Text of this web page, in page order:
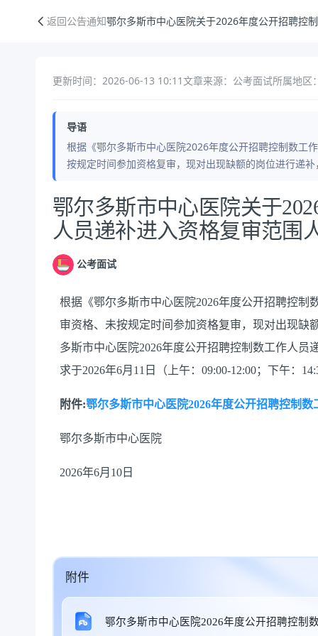
返回公告通知鄂尔多斯市中心医院关于2026年度公开招聘控
更新时间：2026-06-13 10:11文章来源：公考面试所属地区
导语
根据《鄂尔多斯市中心医院2026年度公开招聘控制数工
按规定时间参加资格复审，现对出现缺额的岗位进行递
公告正文
鄂尔多斯市中心医院关于
人员递补进入资格复审范围
公考面试
根据《鄂尔多斯市中心医院2026年度公开招聘控
审资格、未按规定时间参加资格复审，现对出现缺
多斯市中心医院2026年度公开招聘控制数工作人
求于2026年6月11日（上午：09:00-12:00；下午：
附件:鄂尔多斯市中心医院2026年度公开招聘控制
鄂尔多斯市中心医院
2026年6月10日
附件
鄂尔多斯市中心医院2026年度公开招聘控制